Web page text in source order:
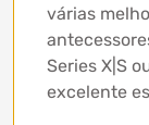
várias
Series X|S
excelente